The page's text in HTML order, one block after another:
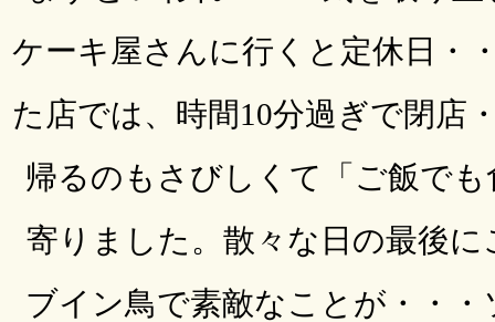
ケーキ屋さんに行くと定休日・
た店では、時間10分過ぎで閉店
帰るのもさびしくて「ご飯で
寄りました。散々な日の最後
ブイン鳥で素敵なことが・・